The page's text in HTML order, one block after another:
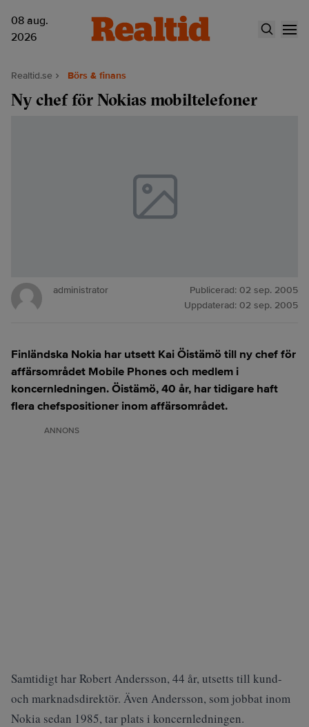
08 aug.
2026
Realtid.se Börs & finans
Ny chef för Nokias mobiltelefoner
administrator Publicerad: 02 sep. 2005
Uppdaterad: 02 sep. 2005
Finländska Nokia har utsett Kai Öistämö till ny chef för
affärsområdet Mobile Phones och medlem i
koncernledningen. Öistämö, 40 år, har tidigare haft
flera chefspositioner inom affärsområdet.
ANNONS
Samtidigt har Robert Andersson, 44 år, utsetts till kund-
och marknadsdirektör. Även Andersson, som jobbat inom
Nokia sedan 1985, tar plats i koncernledningen.